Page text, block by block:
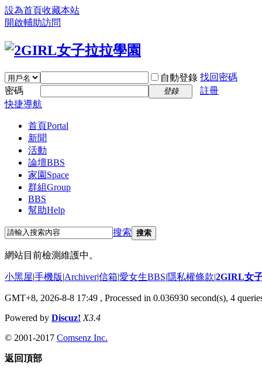
設為首頁收藏本站
開啟輔助訪問
自動登錄 找回密碼
密碼
登錄
註冊
快捷導航
首頁Portal
新聞
活動
論壇BBS
家園 Space
群組Group
BBS
幫助Help
搜索 搜索
網站目前檢測維護中。
小黑屋|手機版|Archiver|信箱|愛女生BBS|隱私權條款|2GIRL女
GMT+8, 2026-8-8 17:49 , Processed in 0.036930 second(s), 4
Powered by Discuz! X3.4
© 2001-2017 Comsenz Inc.
返回頂部